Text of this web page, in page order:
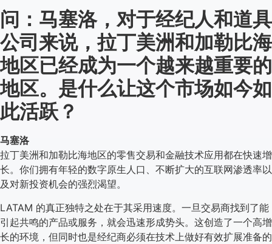
问：马塞洛，对于经纪人和道具
公司来说，拉丁美洲和加勒比海
地区已经成为一个越来越重要的
地区。是什么让这个市场如今如
此活跃？
马塞洛
拉丁美洲和加勒比海地区的零售交易和金融技术应用都在快速增
长。你们拥有年轻的数字原生人口、不断扩大的互联网渗透率以
及对新投资机会的强烈渴望。
LATAM 的真正独特之处在于其采用速度。一旦交易商找到了能
引起共鸣的产品或服务，就会迅速形成势头。这创造了一个高增
长的环境，但同时也是经纪商必须在技术上做好有效扩展准备的